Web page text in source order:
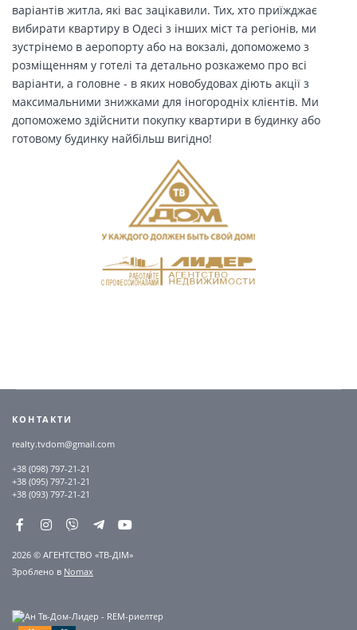
варіантів житла, які вас зацікавили. Тих, хто приїжджає
вибирати квартиру в Одесі з інших міст та регіонів, ми
зустрінемо в аеропорту або на вокзалі, допоможемо з
розміщенням у готелі та детально розкажемо про всі
варіанти, а головне - в яких новобудовах діють акції з
максимальними знижками для іногородніх клієнтів. Ми
допоможемо здійснити покупку квартири в будинку або
готовому будинку найбільш вигідно!
КОНТАКТИ
realty.tvdom@gmail.com
+38 (098) 797-21-21
+38 (095) 797-21-21
+38 (093) 797-21-21
2026 © АГЕНТСТВО «ТВ-ДІМ»
Зроблено в Nomax